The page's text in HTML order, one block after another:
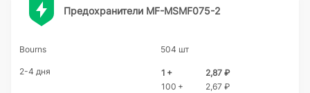
Предохранители MF-MSMF075-2
Bourns 504 шт
2-4 дня 1 +
2,87 ₽
100 +
2,67 ₽